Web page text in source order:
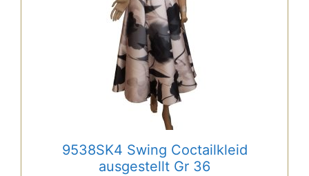
9538SK4 Swing Coctailkleid
ausgestellt Gr 36
werden